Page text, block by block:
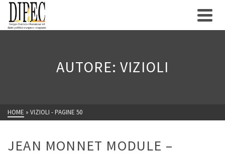
AUTORE: VIZIOLI
HOME » VIZIOLI - PAGINE 50
JEAN MONNET MODULE –